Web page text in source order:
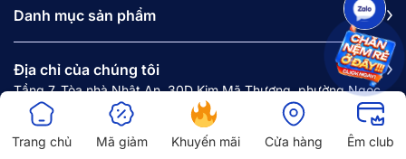
Trang chủ Mã giảm Khuyến mãi Cửa hàng Êm club
Danh mục sản phẩm
Địa chỉ của chúng tôi
Tầng 7, Tòa nhà Nhật An, 30D Kim Mã Thượng, phường Ngọc
Hà, Hà Nội.
Văn phòng HN: Tầng 2, Tòa nhà Ocean Park, Số 1 Đào Duy